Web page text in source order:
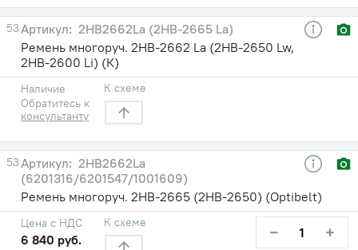
53
2HB2662La (2НВ-2665 La)
Ремень многоруч. 2НВ-2662 La (2НВ-2650 Lw,
2НВ-2600 Li) (К)
Наличие
Обратитесь к
консультанту
К схеме
53
2HB2662La
(6201316/6201547/1001609)
Ремень многоруч. 2НВ-2665 (2НВ-2650) (Optibelt)
Цена с НДС
6 840 руб.
К схеме − +